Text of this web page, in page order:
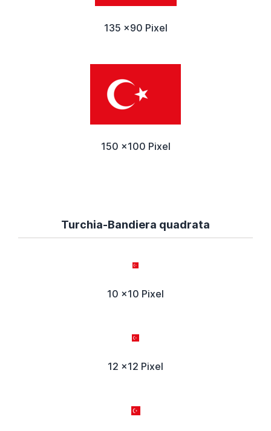
135 x90 Pixel
150 x100 Pixel
Turchia-Bandiera quadrata
10 x10 Pixel
12 x12 Pixel